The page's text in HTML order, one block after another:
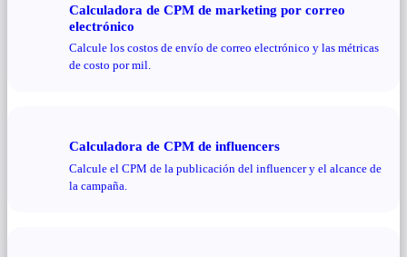
Calculadora de CPM de marketing por correo
electrónico
Calcule los costos de envío de correo electrónico y las métricas
de costo por mil.
Calculadora de CPM de influencers
Calcule el CPM de la publicación del influencer y el alcance de
la campaña.